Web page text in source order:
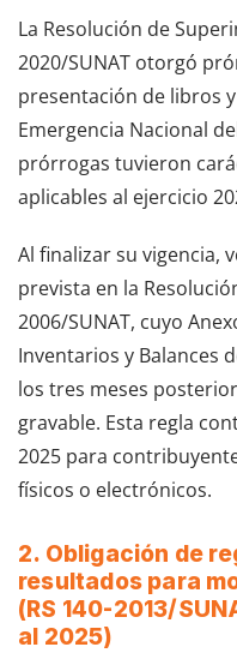
La Resolución de
2020/SUNAT otorgó
presentación de libros
Emergencia Nacional
prórrogas tuvieron
aplicables al ejercicio
Al finalizar su vigencia,
prevista en la
2006/SUNAT, cuyo
Inventarios y Balances
los tres meses
gravable. Esta regla
2025 para
físicos o electrónicos.
2. Obligación de
resultados para
(RS 140-2013/
al 2025)